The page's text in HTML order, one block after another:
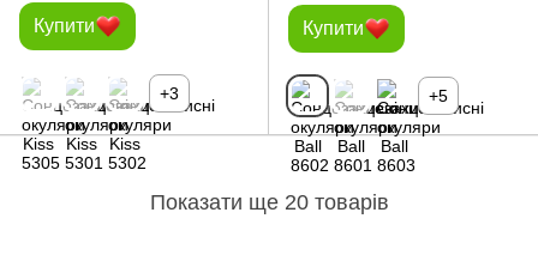
Купити
+3
Купити
+5
Показати ще 20 товарів